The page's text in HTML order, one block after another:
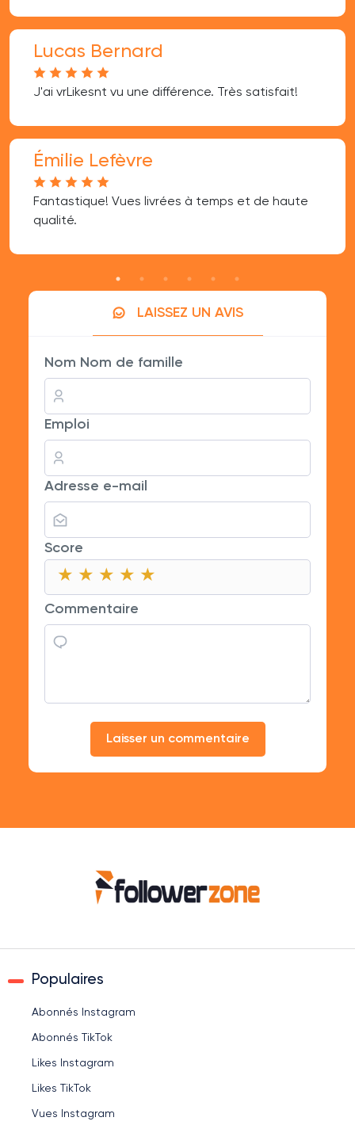
Lucas Bernard
J'ai vrLikesnt vu une différence. Très satisfait!
Émilie Lefèvre
Fantastique! Vues livrées à temps et de haute
qualité.
LAISSEZ UN AVIS
Nom Nom de famille
Emploi
Adresse e-mail
Score
★
★ ★
★ ★ ★
★ ★ ★ ★
★ ★ ★ ★ ★
Commentaire
Laisser un commentaire
Populaires
Abonnés Instagram
Abonnés TikTok
Likes Instagram
Likes TikTok
Vues Instagram